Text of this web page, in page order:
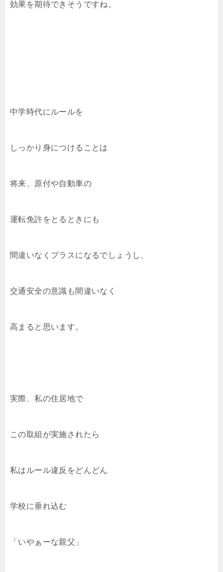
効果を期待できそうですね。
中学時代にルールを
しっかり身につけることは
将来、原付や自動車の
運転免許をとるときにも
間違いなくプラスになるでしょうし、
交通安全の意識も間違いなく
高まると思います。
実際、私の住居地で
この取組が実施されたら
私はルール違反をどんどん
学校に垂れ込む
「いやぁーな親父」